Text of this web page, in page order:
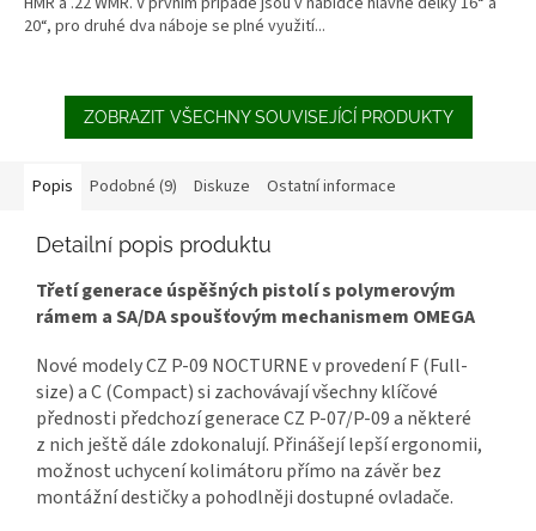
20“, pro druhé dva náboje se plné využití...
ZOBRAZIT VŠECHNY SOUVISEJÍCÍ PRODUKTY
Popis Podobné (9) Diskuze Ostatní informace
Detailní popis produktu
Třetí generace úspěšných pistolí s polymerovým
rámem a SA/DA spoušťovým mechanismem OMEGA
Nové modely CZ P-09 NOCTURNE v provedení F (Full-
size) a C (Compact) si zachovávají všechny klíčové
přednosti předchozí generace CZ P-07/P-09 a některé
z nich ještě dále zdokonalují. Přinášejí lepší ergonomii,
možnost uchycení kolimátoru přímo na závěr bez
montážní destičky a pohodlněji dostupné ovladače.